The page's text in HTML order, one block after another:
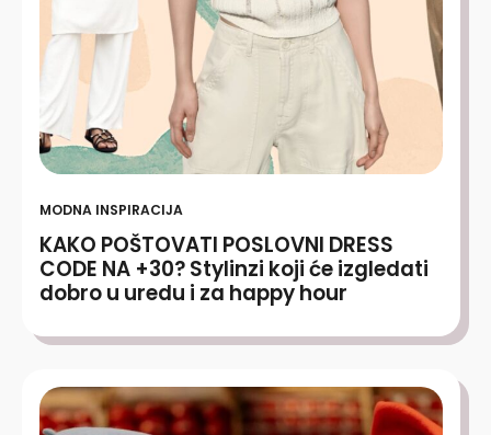
MODNA INSPIRACIJA
KAKO POŠTOVATI POSLOVNI DRESS
CODE NA +30? Stylinzi koji će izgledati
dobro u uredu i za happy hour